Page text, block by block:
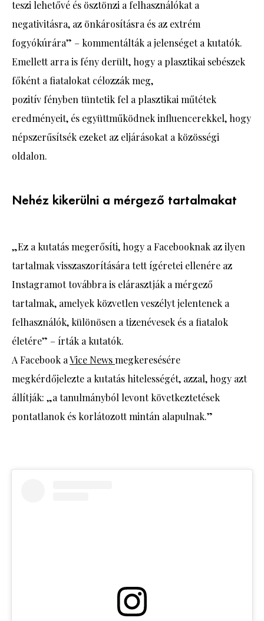
teszi lehetővé és ösztönzi a felhasználókat a
negativitásra, az önkárosításra és az extrém
fogyókúrára” – kommentálták a jelenséget a kutatók.
Emellett arra is fény derült, hogy a plasztikai sebészek
főként a fiatalokat célozzák meg,
pozitív fényben tüntetik fel a plasztikai műtétek
eredményeit, és együttműködnek influencerekkel, hogy
népszerűsítsék ezeket az eljárásokat a közösségi
oldalon.
Nehéz kikerülni a mérgező tartalmakat
„Ez a kutatás megerősíti, hogy a Facebooknak az ilyen
tartalmak visszaszorítására tett ígéretei ellenére az
Instagramot továbbra is elárasztják a mérgező
tartalmak, amelyek közvetlen veszélyt jelentenek a
felhasználók, különösen a tizenévesek és a fiatalok
életére” – írták a kutatók.
A Facebook aVice Newsmegkeresésére
megkérdőjelezte a kutatás hitelességét, azzal, hogy azt
állítják: „a tanulmányból levont következtetések
pontatlanok és korlátozott mintán alapulnak.”